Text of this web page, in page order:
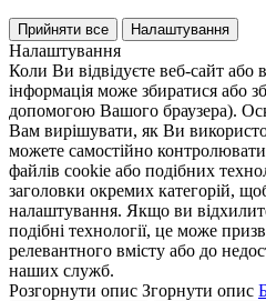
Прийняти все Налаштування
Налаштування
Коли Ви відвідуєте веб-сайт або
інформація може збиратися або
допомогою Вашого браузера).
Вам вирішувати, як Ви
можете самостійно
файлів cookie або подібних
заголовки окремих категорій,
налаштування. Якщо ви
подібні технології, це може
релевантного вмісту або до
наших служб.
Розгорнути опис Згорнути опис